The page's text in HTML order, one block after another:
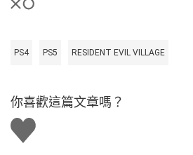
PS4 PS5 RESIDENT EVIL VILLAGE
你喜歡這篇文章嗎？
讚